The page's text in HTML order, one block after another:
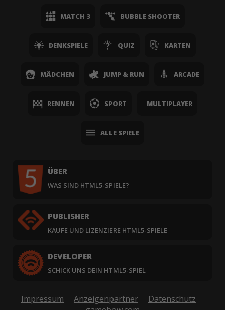
MATCH 3 BUBBLE SHOOTER
DENKSPIELE QUIZ KARTEN
MÄDCHEN JUMP & RUN ARCADE
RENNEN SPORT MULTIPLAYER
ALLE SPIELE
ÜBER
WAS SIND HTML5-SPIELE?
PUBLISHER
KAUFE UND LIZENZIERE HTML5-SPIELE
DEVELOPER
SCHICK UNS DEIN HTML5-SPIEL
Impressum Anzeigenpartner
Datenschutz